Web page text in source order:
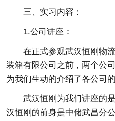
三、实习内容：
1.公司讲座：
在正式参观武汉恒刚物
装箱有限公司之前，两个公
为我们生动的介绍了各公司的
武汉恒刚为我们讲座的
汉恒刚的前身是中储武昌分